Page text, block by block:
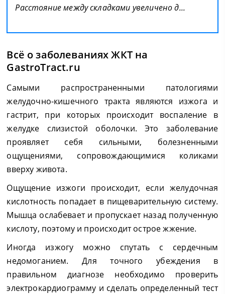
Расстояние между складками увеличено д...
Всё о заболеваниях ЖКТ на
GastroTract.ru
Самыми распространенными патологиями
желудочно-кишечного тракта являются изжога и
гастрит, при которых происходит воспаление в
желудке слизистой оболочки. Это заболевание
проявляет себя сильными, болезненными
ощущениями, сопровождающимися коликами
вверху живота.
Ощущение изжоги происходит, если желудочная
кислотность попадает в пищеварительную систему.
Мышца ослабевает и пропускает назад полученную
кислоту, поэтому и происходит острое жжение.
Иногда изжогу можно спутать с сердечным
недомоганием. Для точного убеждения в
правильном диагнозе необходимо проверить
электрокардиограмму и сделать определенный тест